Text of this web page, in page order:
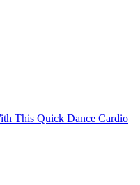
This Quick Dance Cardio